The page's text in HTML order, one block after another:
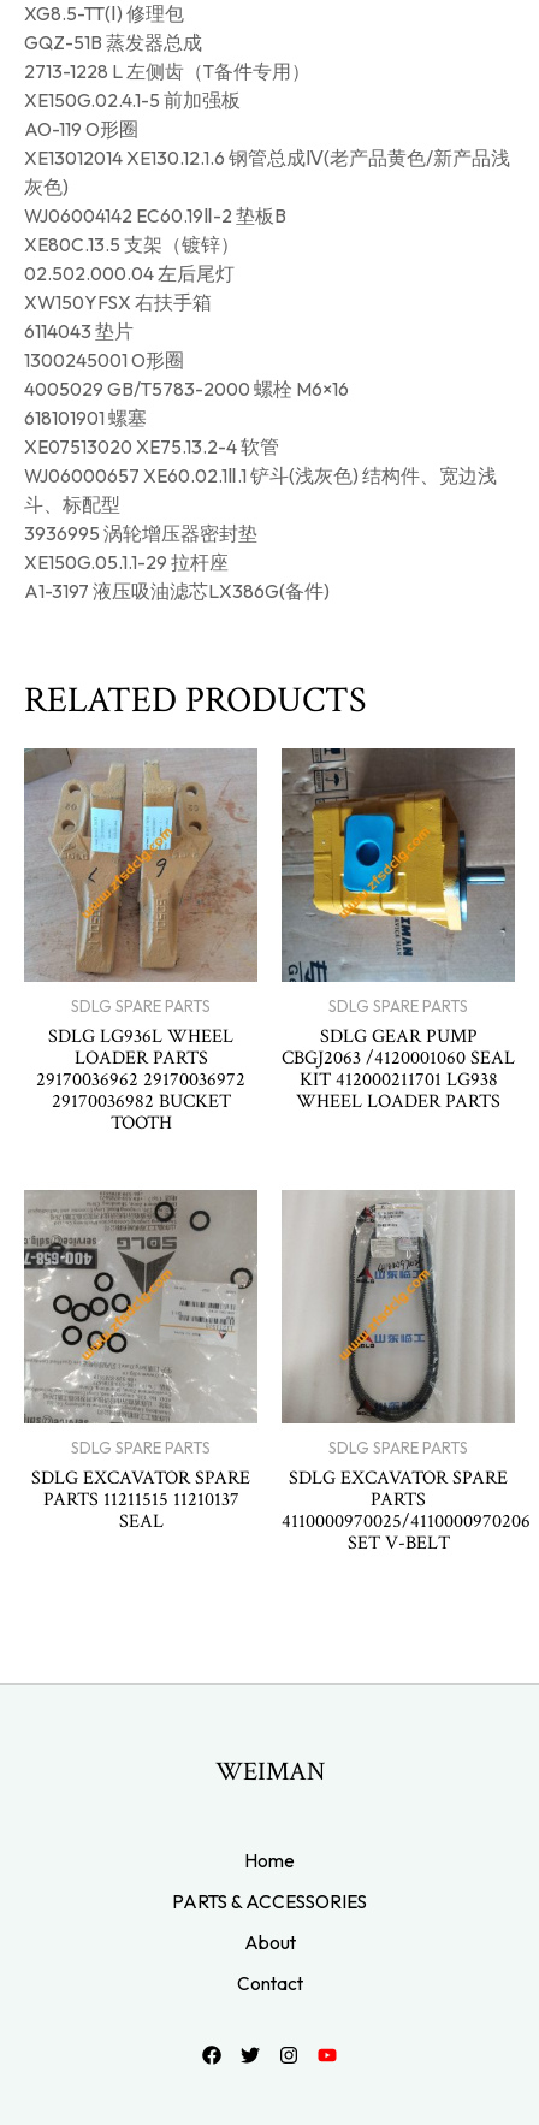
XG8.5-TT(Ⅰ) 修理包
GQZ-51B 蒸发器总成
2713-1228 L 左侧齿（T备件专用）
XE150G.02.4.1-5 前加强板
AO-119 O形圈
XE13012014 XE130.12.1.6 钢管总成Ⅳ(老产品黄色/新产品浅
灰色)
WJ06004142 EC60.19Ⅱ-2 垫板B
XE80C.13.5 支架（镀锌）
02.502.000.04 左后尾灯
XW150YFSX 右扶手箱
6114043 垫片
1300245001 O形圈
4005029 GB/T5783-2000 螺栓 M6×16
618101901 螺塞
XE07513020 XE75.13.2-4 软管
WJ06000657 XE60.02.1Ⅱ.1 铲斗(浅灰色) 结构件、宽边浅
斗、标配型
3936995 涡轮增压器密封垫
XE150G.05.1.1-29 拉杆座
A1-3197 液压吸油滤芯LX386G(备件)
RELATED PRODUCTS
SDLG SPARE PARTS
SDLG LG936L WHEEL
LOADER PARTS
29170036962 29170036972
29170036982 BUCKET
TOOTH
SDLG SPARE PARTS
SDLG GEAR PUMP
CBGJ2063 /4120001060 SEAL
KIT 412000211701 LG938
WHEEL LOADER PARTS
SDLG SPARE PARTS
SDLG EXCAVATOR SPARE
PARTS 11211515 11210137
SEAL
SDLG SPARE PARTS
SDLG EXCAVATOR SPARE
PARTS
4110000970025/4110000970206
SET V-BELT
WEIMAN
Home
PARTS & ACCESSORIES
About
Contact